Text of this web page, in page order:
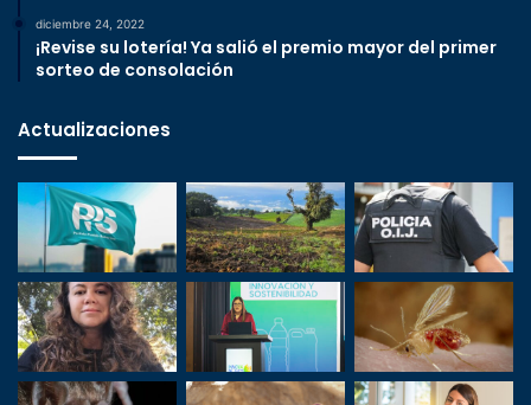
diciembre 24, 2022
¡Revise su lotería! Ya salió el premio mayor del primer
sorteo de consolación
Actualizaciones